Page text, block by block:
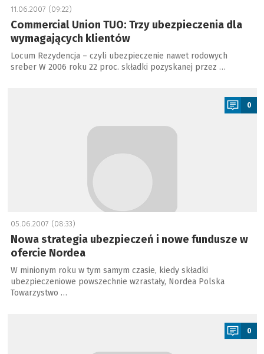
11.06.2007 (09:22)
Commercial Union TUO: Trzy ubezpieczenia dla
wymagających klientów
Locum Rezydencja – czyli ubezpieczenie nawet rodowych
sreber W 2006 roku 22 proc. składki pozyskanej przez …
0
05.06.2007 (08:33)
Nowa strategia ubezpieczeń i nowe fundusze w
ofercie Nordea
W minionym roku w tym samym czasie, kiedy składki
ubezpieczeniowe powszechnie wzrastały, Nordea Polska
Towarzystwo …
0